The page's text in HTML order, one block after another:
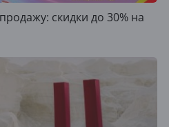
скидки до 30% на